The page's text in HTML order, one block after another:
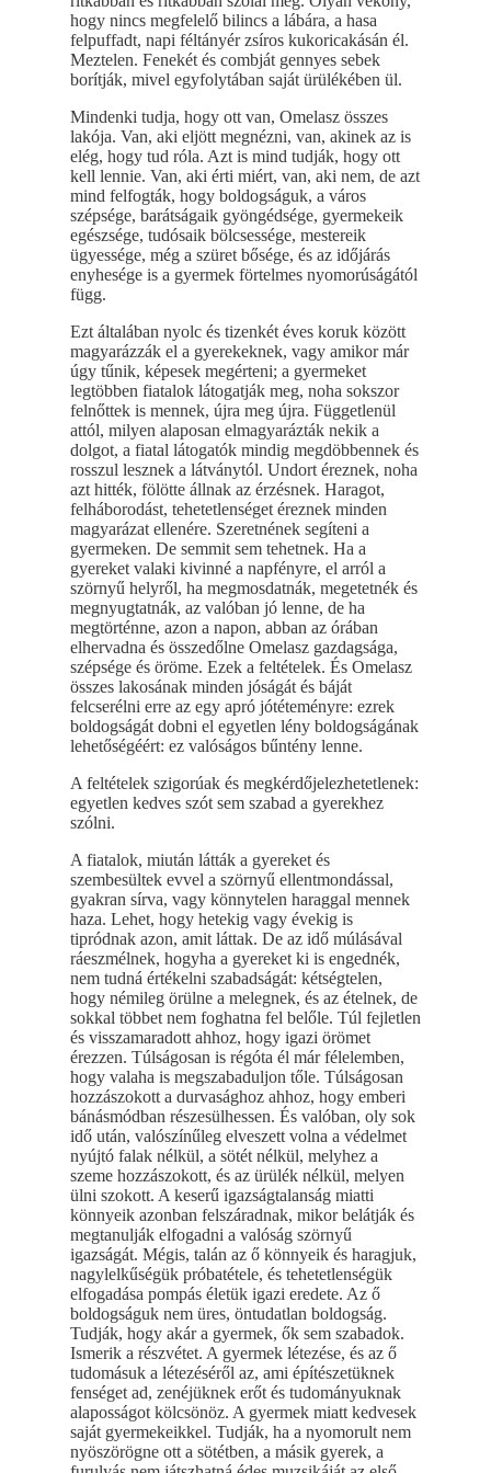
hogy nincs megfelelő bilincs a lábára, a hasa
felpuffadt, napi féltányér zsíros kukoricakásán él.
Meztelen. Fenekét és combját gennyes sebek
borítják, mivel egyfolytában saját ürülékében ül.
Mindenki tudja, hogy ott van, Omelasz összes
lakója. Van, aki eljött megnézni, van, akinek az is
elég, hogy tud róla. Azt is mind tudják, hogy ott
kell lennie. Van, aki érti miért, van, aki nem, de azt
mind felfogták, hogy boldogságuk, a város
szépsége, barátságaik gyöngédsége, gyermekeik
egészsége, tudósaik bölcsessége, mestereik
ügyessége, még a szüret bősége, és az időjárás
enyhesége is a gyermek förtelmes nyomorúságától
függ.
Ezt általában nyolc és tizenkét éves koruk között
magyarázzák el a gyerekeknek, vagy amikor már
úgy tűnik, képesek megérteni; a gyermeket
legtöbben fiatalok látogatják meg, noha sokszor
felnőttek is mennek, újra meg újra. Függetlenül
attól, milyen alaposan elmagyarázták nekik a
dolgot, a fiatal látogatók mindig megdöbbennek és
rosszul lesznek a látványtól. Undort éreznek, noha
azt hitték, fölötte állnak az érzésnek. Haragot,
felháborodást, tehetetlenséget éreznek minden
magyarázat ellenére. Szeretnének segíteni a
gyermeken. De semmit sem tehetnek. Ha a
gyereket valaki kivinné a napfényre, el arról a
szörnyű helyről, ha megmosdatnák, megetetnék és
megnyugtatnák, az valóban jó lenne, de ha
megtörténne, azon a napon, abban az órában
elhervadna és összedőlne Omelasz gazdagsága,
szépsége és öröme. Ezek a feltételek. És Omelasz
összes lakosának minden jóságát és báját
felcserélni erre az egy apró jótéteményre: ezrek
boldogságát dobni el egyetlen lény boldogságának
lehetőségéért: ez valóságos bűntény lenne.
A feltételek szigorúak és megkérdőjelezhetetlenek:
egyetlen kedves szót sem szabad a gyerekhez
szólni.
A fiatalok, miután látták a gyereket és
szembesültek evvel a szörnyű ellentmondással,
gyakran sírva, vagy könnytelen haraggal mennek
haza. Lehet, hogy hetekig vagy évekig is
tipródnak azon, amit láttak. De az idő múlásával
ráeszmélnek, hogyha a gyereket ki is engednék,
nem tudná értékelni szabadságát: kétségtelen,
hogy némileg örülne a melegnek, és az ételnek, de
sokkal többet nem foghatna fel belőle. Túl fejletlen
és visszamaradott ahhoz, hogy igazi örömet
érezzen. Túlságosan is régóta él már félelemben,
hogy valaha is megszabaduljon tőle. Túlságosan
hozzászokott a durvasághoz ahhoz, hogy emberi
bánásmódban részesülhessen. És valóban, oly sok
idő után, valószínűleg elveszett volna a védelmet
nyújtó falak nélkül, a sötét nélkül, melyhez a
szeme hozzászokott, és az ürülék nélkül, melyen
ülni szokott. A keserű igazságtalanság miatti
könnyeik azonban felszáradnak, mikor belátják és
megtanulják elfogadni a valóság szörnyű
igazságát. Mégis, talán az ő könnyeik és haragjuk,
nagylelkűségük próbatétele, és tehetetlenségük
elfogadása pompás életük igazi eredete. Az ő
boldogságuk nem üres, öntudatlan boldogság.
Tudják, hogy akár a gyermek, ők sem szabadok.
Ismerik a részvétet. A gyermek létezése, és az ő
tudomásuk a létezéséről az, ami építészetüknek
fenséget ad, zenéjüknek erőt és tudományuknak
alaposságot kölcsönöz. A gyermek miatt kedvesek
saját gyermekeikkel. Tudják, ha a nyomorult nem
nyöszörögne ott a sötétben, a másik gyerek, a